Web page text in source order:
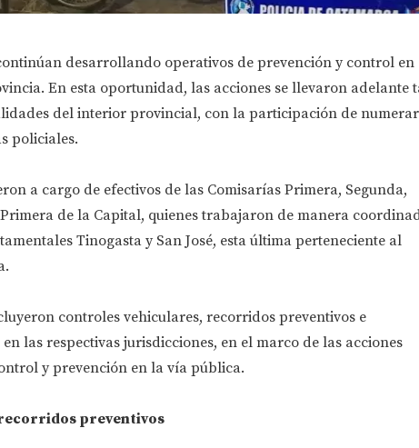
desarrollando operativos de prevención y control en
En esta oportunidad, las acciones se llevaron adelante
del interior provincial, con la participación de
policiales.
a cargo de efectivos de las Comisarías Primera, Segunda,
de la Capital, quienes trabajaron de manera
Tinogasta y San José, esta última perteneciente al
controles vehiculares, recorridos preventivos e
las respectivas jurisdicciones, en el marco de las acciones
y prevención en la vía pública.
preventivos